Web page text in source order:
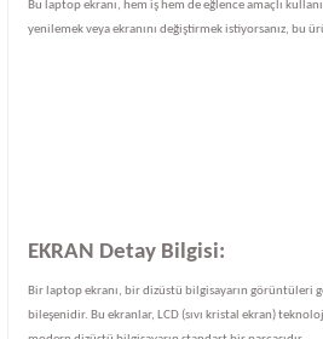
Bu laptop ekranı, hem iş hem de eğlence amaçlı
yenilemek veya ekranını değiştirmek istiyorsanız, bu
EKRAN Detay Bilgisi:
Bir laptop ekranı, bir dizüstü bilgisayarın görüntüleri
bileşenidir. Bu ekranlar, LCD (sıvı kristal ekran)